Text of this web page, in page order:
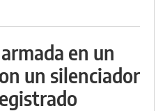
en un
un silenciador